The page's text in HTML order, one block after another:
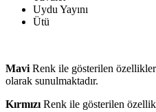
Uydu Yayını
Ütü
Mavi Renk ile gösterilen
olarak sunulmaktadır.
Kırmızı Renk ile gösterilen